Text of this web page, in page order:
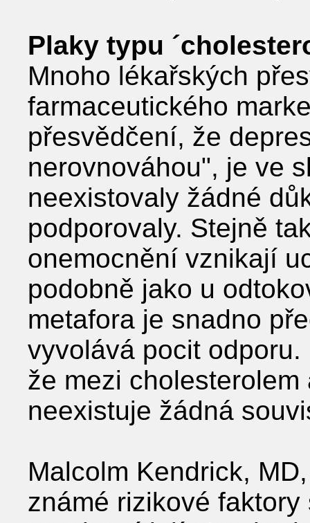
Plaky typu
Mnoho lékařských
farmaceutického
přesvědčení, že
nerovnováhou", je ve
neexistovaly žádné
podporovaly. Stejně
onemocnění vznikají
podobně jako u
metafora je snadno
vyvolává pocit
že mezi
neexistuje žádná
Malcolm Kendrick,
známé rizikové